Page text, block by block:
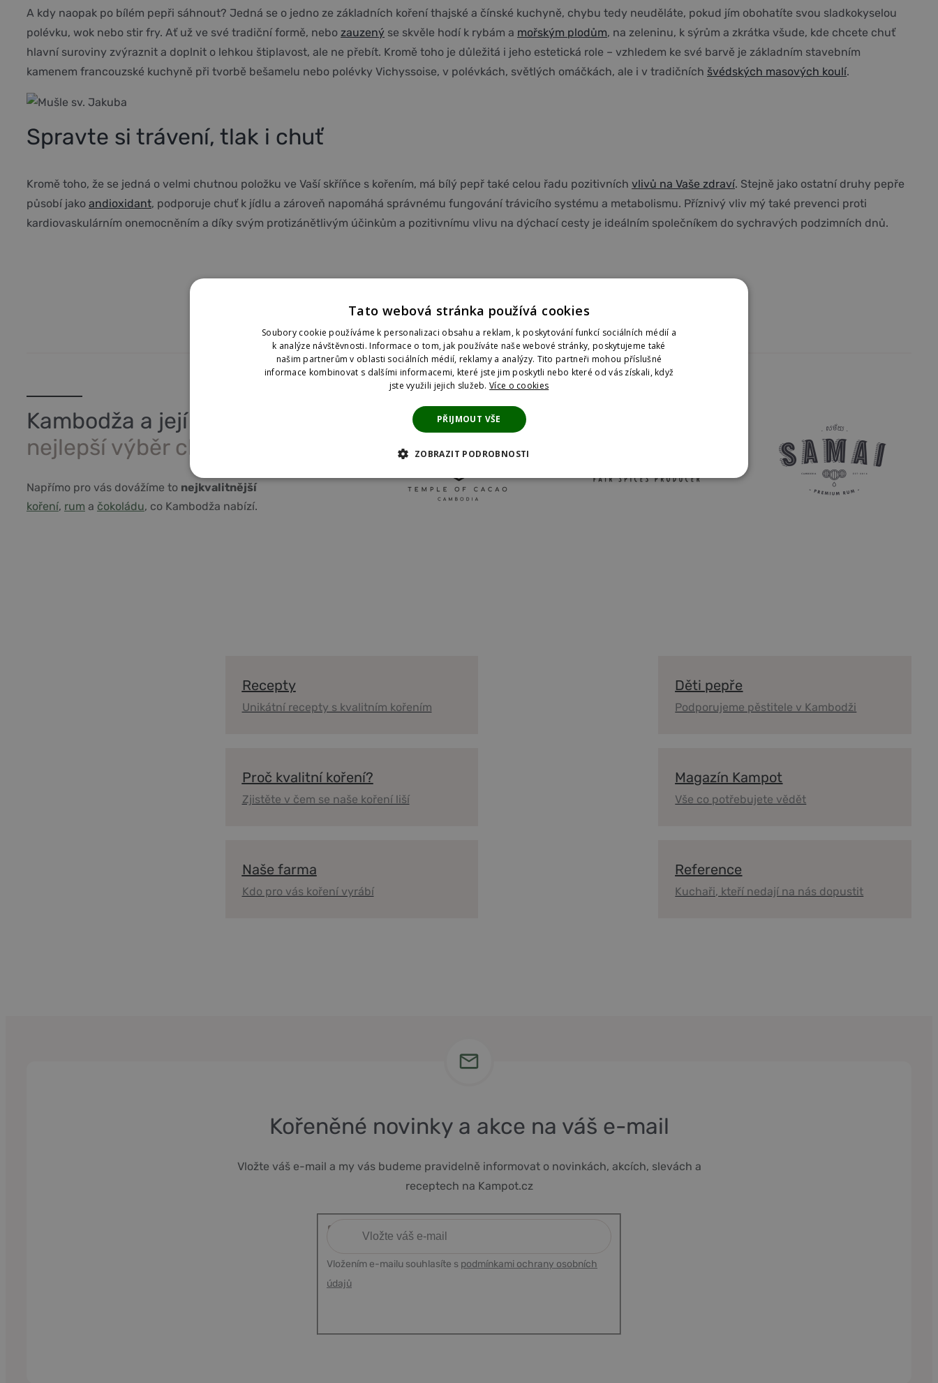
A kdy naopak po bílém pepři sáhnout? Jedná se o jedno ze základních koření thajské a čínské kuchyně, chybu tedy neuděláte, pokud jím obohatíte svou sladkokyselou
polévku, wok nebo stir fry. Ať už ve své tradiční formě, nebo zauzený se skvěle hodí k rybám a mořským plodům, na zeleninu, k sýrům a zkrátka všude, kde chcete chuť
hlavní suroviny zvýraznit a doplnit o lehkou štiplavost, ale ne přebít. Kromě toho je důležitá i jeho estetická role – vzhledem ke své barvě je základním stavebním
kamenem francouzské kuchyně při tvorbě bešamelu nebo polévky Vichyssoise, v polévkách, světlých omáčkách, ale i v tradičních švédských masových koulí.
Spravte si trávení, tlak i chuť
Kromě toho, že se jedná o velmi chutnou položku ve Vaší skříňce s kořením, má bílý pepř také celou řadu pozitivních vlivů na Vaše zdraví. Stejně jako ostatní druhy pepře
působí jako andioxidant, podporuje chuť k jídlu a zároveň napomáhá správnému fungování trávicího systému a metabolismu. Příznivý vliv mý také prevenci proti
kardiovaskulárním onemocněním a díky svým protizánětlivým účinkům a pozitivnímu vlivu na dýchací cesty je ideálním společníkem do sychravých podzimních dnů.
Kambodža a její
nejlepší výběr chutí
Napřímo pro vás dovážíme to nejkvalitnější
koření, rum a čokoládu, co Kambodža nabízí.
Recepty
Unikátní recepty s kvalitním kořením
Děti pepře
Podporujeme pěstitele v Kambodži
Proč kvalitní koření?
Zjistěte v čem se naše koření liší
Magazín Kampot
Vše co potřebujete vědět
Naše farma
Kdo pro vás koření vyrábí
Reference
Kuchaři, kteří nedají na nás dopustit
Kořeněné novinky a akce na váš e-mail
Vložte váš e-mail a my vás budeme pravidelně informovat o novinkách, akcích, slevách a
receptech na Kampot.cz
Vložením e-mailu souhlasíte s podmínkami ochrany osobních
údajů
Tato webová stránka používá cookies
Soubory cookie používáme k personalizaci obsahu a reklam, k poskytování funkcí sociálních médií a
k analýze návštěvnosti. Informace o tom, jak používáte naše webové stránky, poskytujeme také
našim partnerům v oblasti sociálních médií, reklamy a analýzy. Tito partneři mohou příslušné
informace kombinovat s dalšími informacemi, které jste jim poskytli nebo které od vás získali, když
jste využili jejich služeb.Více o cookies
PŘIJMOUT VŠE
ZOBRAZIT PODROBNOSTI
NEZBYTNĚ NUTNÉ COOKIES ANALYTICKÉ COOKIES MARKETINGOVÉ COOKIES
NEZAŘAZENÉ COOKIES